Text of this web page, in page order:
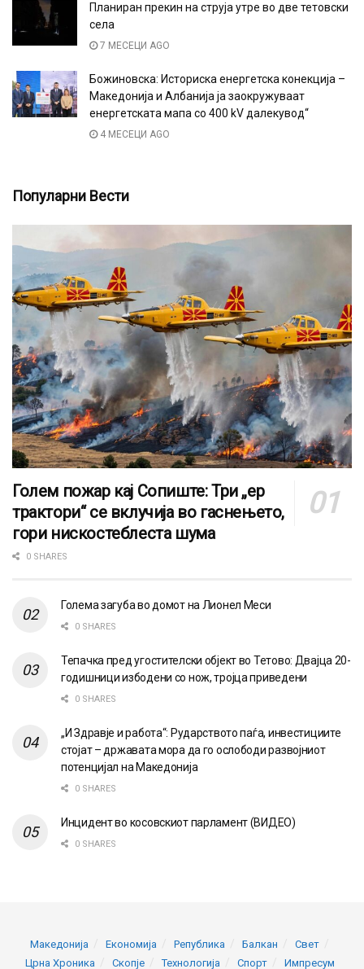
Планиран прекин на струја утре во две тетовски
села
7 МЕСЕЦИ AGO
Божиновска: Историска енергетска конекција –
Македонија и Албанија ја заокружуваат
енергетската мапа со 400 kV далекувод“
4 МЕСЕЦИ AGO
Популарни Вести
Голем пожар кај Сопиште: Три „ер
трактори“ се вклучија во гаснењето,
гори нискостеблеста шума
0 SHARES
Голема загуба во домот на Лионел Меси
0 SHARES
Тепачка пред угостителски објект во Тетово: Двајца 20-
годишници избодени со нож, тројца приведени
0 SHARES
„И Здравје и работа“: Рударството паѓа, инвестициите
стојат – државата мора да го ослободи развојниот
потенцијал на Македонија
0 SHARES
Инцидент во косовскиот парламент (ВИДЕО)
0 SHARES
Македонија Економија Република Балкан
Свет
Црна Хроника
Скопје Технологија Спорт Импресум